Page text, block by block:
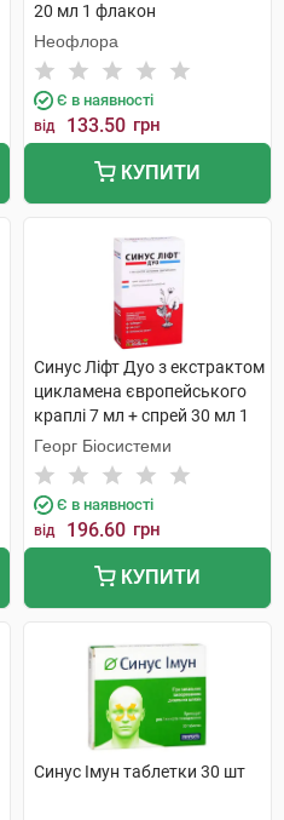
20 мл 1 флакон
Неофлора
Є в наявності
від 133.50 грн
КУПИТИ
Синус Ліфт Дуо з екстрактом
цикламена європейського
краплі 7 мл + спрей 30 мл 1
комплект
Георг Біосистеми
Є в наявності
від 196.60 грн
КУПИТИ
Синус Імун таблетки 30 шт